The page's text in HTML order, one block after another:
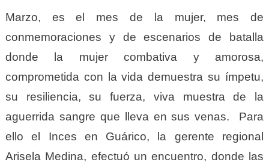
Marzo, es el mes de la mujer, mes de
conmemoraciones y de escenarios de batalla
donde la mujer combativa y amorosa,
comprometida con la vida demuestra su ímpetu,
su resiliencia, su fuerza, viva muestra de la
aguerrida sangre que lleva en sus venas. Para
ello el Inces en Guárico, la gerente regional
Arisela Medina, efectuó un encuentro, donde las